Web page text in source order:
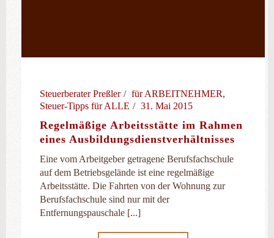
Steuerberater Preßler für ARBEITNEHMER,
Steuer-Tipps für ALLE
31. Mai 2015
Regelmäßige Arbeitsstätte im Rahmen
eines Ausbildungsdienstverhältnisses
Eine vom Arbeitgeber getragene Berufsfachschule
auf dem Betriebsgelände ist eine regelmäßige
Arbeitsstätte. Die Fahrten von der Wohnung zur
Berufsfachschule sind nur mit der
Entfernungspauschale [...]